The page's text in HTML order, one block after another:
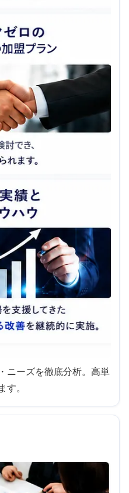
ニーズを徹底分析。高単
す。